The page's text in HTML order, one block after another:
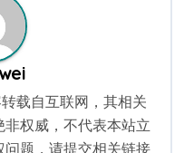
转载自互联网，其相关
权威，不代表本站立
题，请提交相关链接